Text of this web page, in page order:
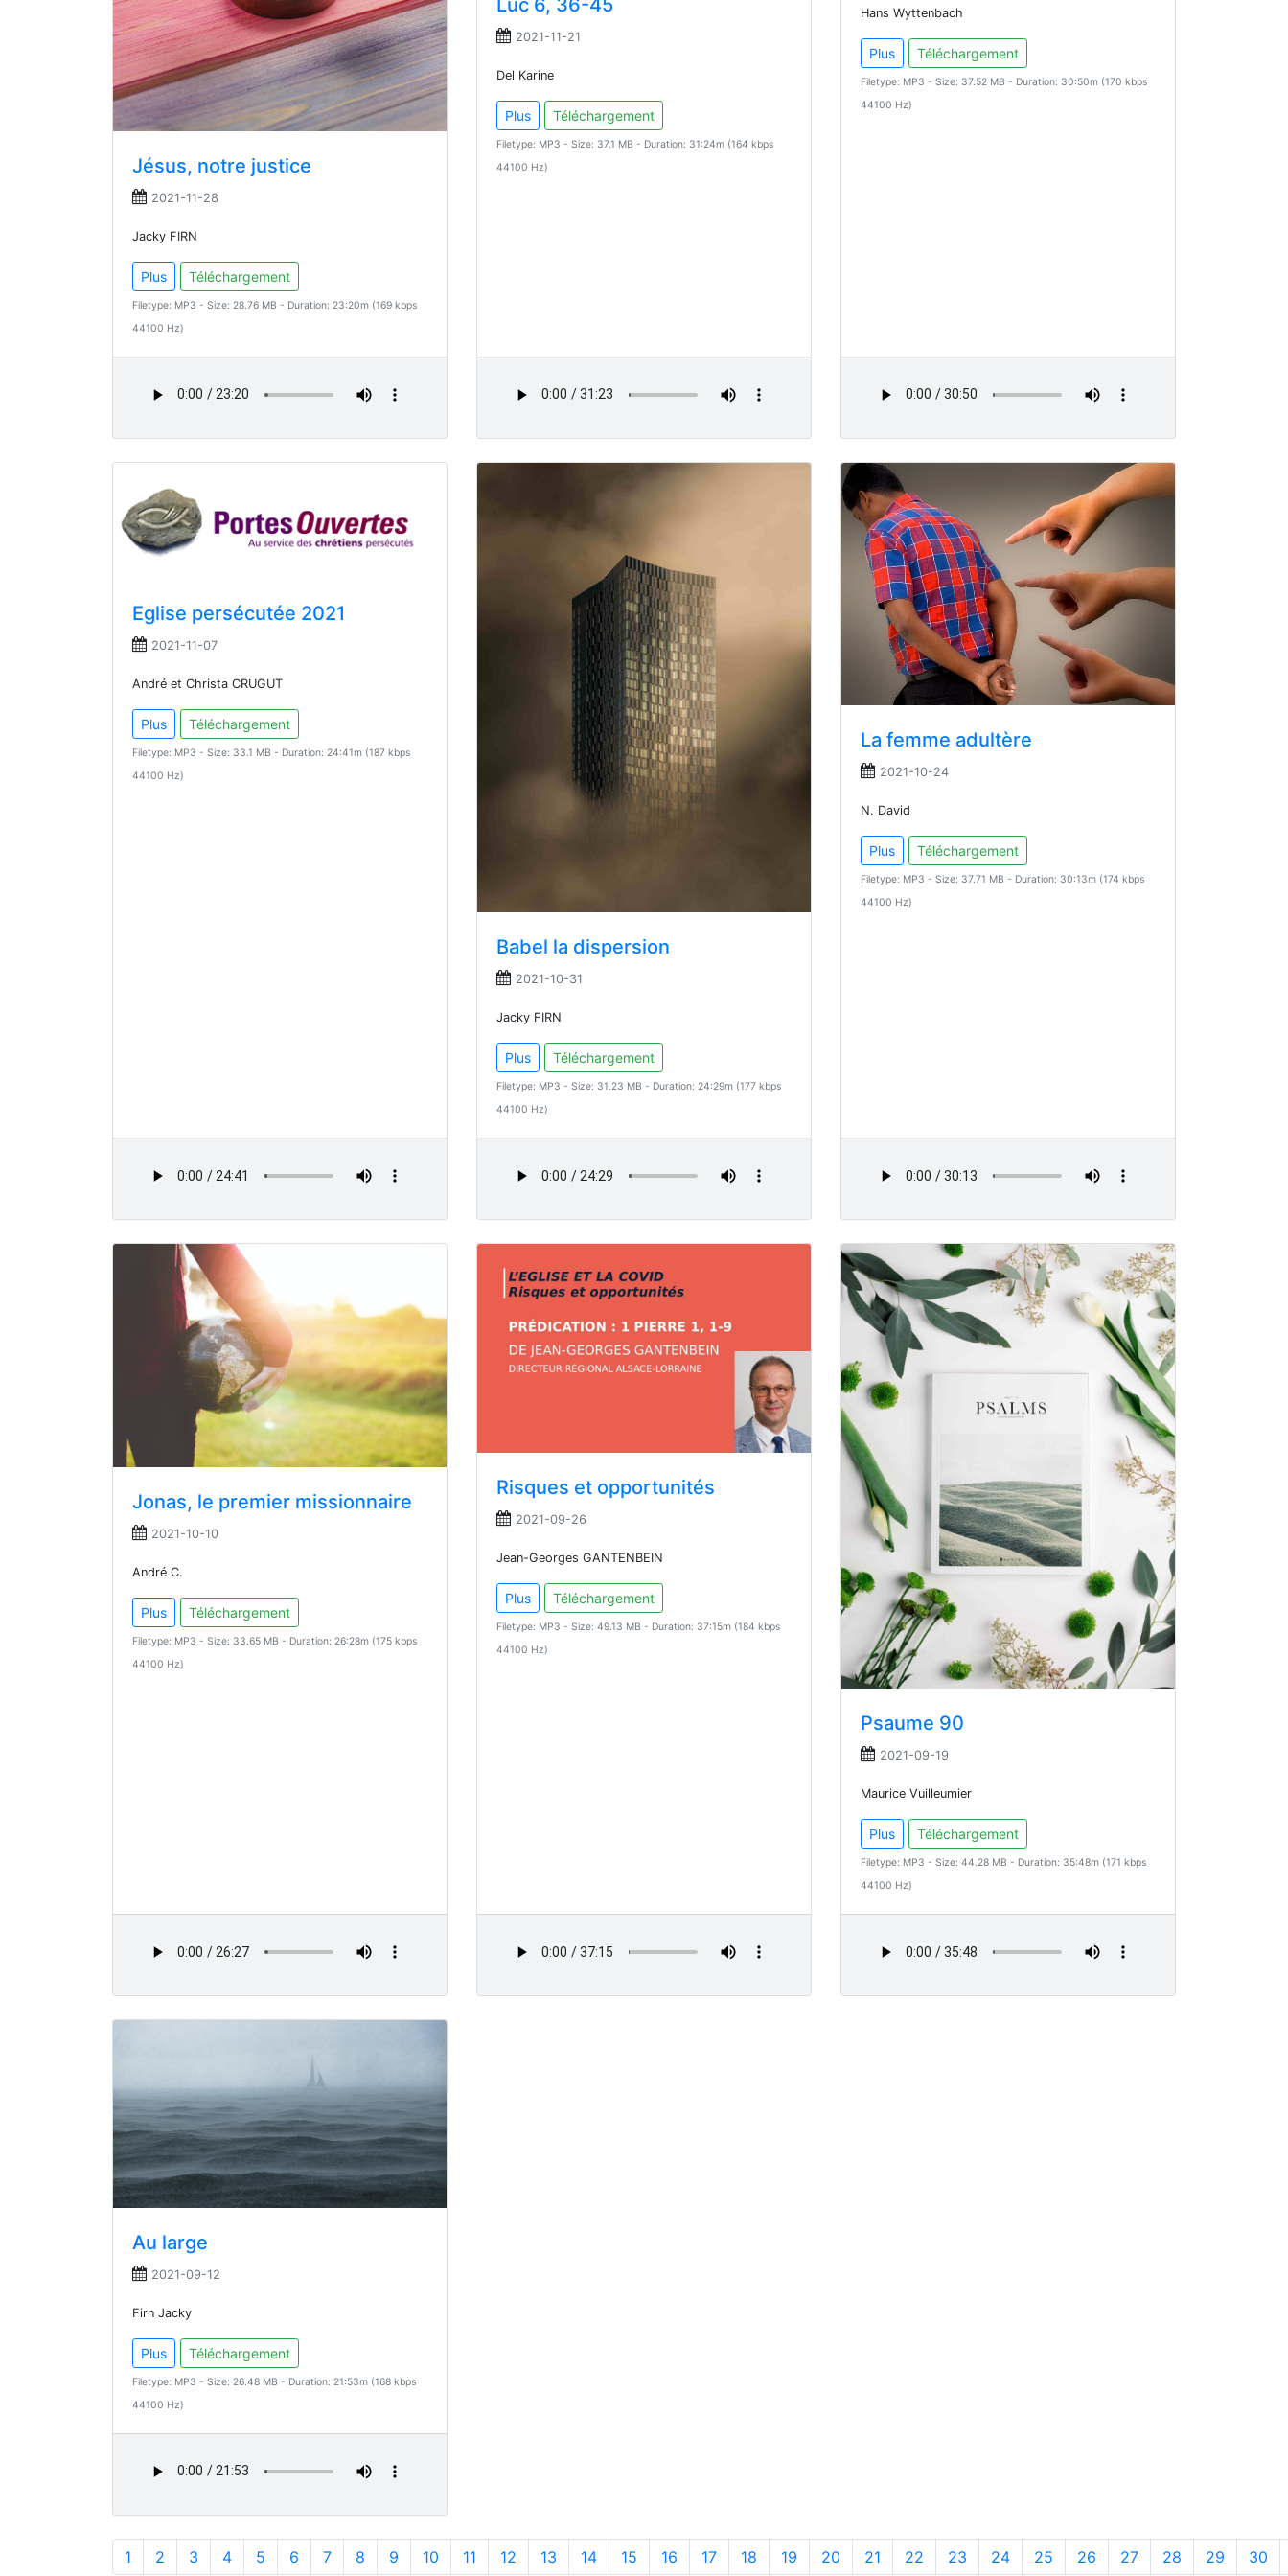
Jésus, notre justice
2021-11-28
Jacky FIRN
Plus Téléchargement
Filetype: MP3 - Size: 28.76 MB - Duration: 23:20m (169 kbps
44100 Hz)
Luc 6, 36-45
2021-11-21
Del Karine
Plus Téléchargement
Filetype: MP3 - Size: 37.1 MB - Duration: 31:24m (164 kbps
44100 Hz)
Hans Wyttenbach
Plus Téléchargement
Filetype: MP3 - Size: 37.52 MB - Duration: 30:50m (170 kbps
44100 Hz)
Eglise persécutée 2021
2021-11-07
André et Christa CRUGUT
Plus Téléchargement
Filetype: MP3 - Size: 33.1 MB - Duration: 24:41m (187 kbps
44100 Hz)
Babel la dispersion
2021-10-31
Jacky FIRN
Plus Téléchargement
Filetype: MP3 - Size: 31.23 MB - Duration: 24:29m (177 kbps
44100 Hz)
La femme adultère
2021-10-24
N. David
Plus Téléchargement
Filetype: MP3 - Size: 37.71 MB - Duration: 30:13m (174 kbps
44100 Hz)
Jonas, le premier missionnaire
2021-10-10
André C.
Plus Téléchargement
Filetype: MP3 - Size: 33.65 MB - Duration: 26:28m (175 kbps
44100 Hz)
Risques et opportunités
2021-09-26
Jean-Georges GANTENBEIN
Plus Téléchargement
Filetype: MP3 - Size: 49.13 MB - Duration: 37:15m (184 kbps
44100 Hz)
Psaume 90
2021-09-19
Maurice Vuilleumier
Plus Téléchargement
Filetype: MP3 - Size: 44.28 MB - Duration: 35:48m (171 kbps
44100 Hz)
Au large
2021-09-12
Firn Jacky
Plus Téléchargement
Filetype: MP3 - Size: 26.48 MB - Duration: 21:53m (168 kbps
44100 Hz)
1 2 3 4 5 6 7 8 9 10 11 12 13 14 15 16 17 18 19 20 21 22 23 24 25 26 27 28 29 30